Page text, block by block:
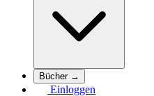
Bücher →
Einloggen